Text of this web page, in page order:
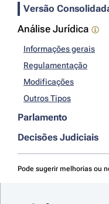
Versão
Análise Jurídica
Informações gerais
Regulamentação
Modificações
Outros Tipos
Parlamento
Decisões Judiciais
Pode sugerir melhorias ou